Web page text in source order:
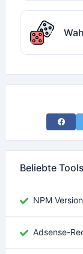
Share
Beliebte Tools
NPM
Adsense-